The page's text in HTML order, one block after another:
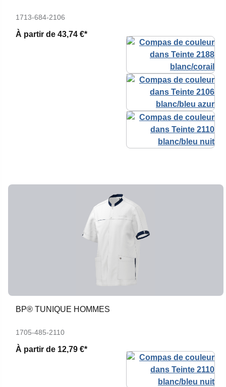
1713-684-2106
À partir de 43,74 €*
BP® TUNIQUE HOMMES
1705-485-2110
À partir de 12,79 €*